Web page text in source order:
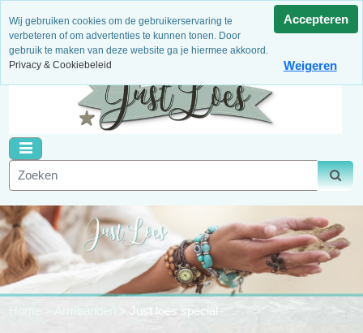
Niet goed, geld terug!
Dagelijks
nieuwe artikelen
Binnen 14 dagen retour Veilig betalen
Just loes special
Wij gebruiken cookies om de gebruikerservaring te
verbeteren of om advertenties te kunnen tonen. Door
gebruik te maken van deze website ga je hiermee akkoord.
Privacy & Cookiebeleid
Accepteren
Weigeren